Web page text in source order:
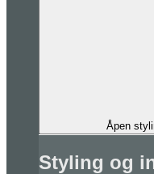
Åpen
Styling og